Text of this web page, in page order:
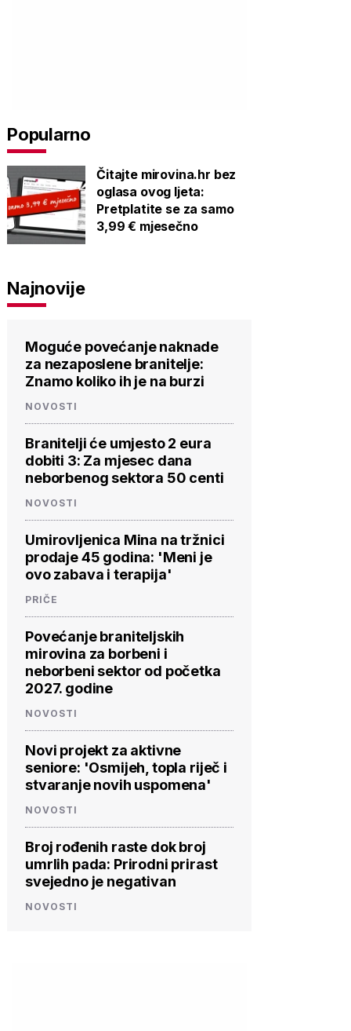
Popularno
Čitajte mirovina.hr bez
oglasa ovog ljeta:
Pretplatite se za samo
3,99 € mjesečno
Najnovije
Moguće povećanje naknade
za nezaposlene branitelje:
Znamo koliko ih je na burzi
NOVOSTI
Branitelji će umjesto 2 eura
dobiti 3: Za mjesec dana
neborbenog sektora 50 centi
NOVOSTI
Umirovljenica Mina na tržnici
prodaje 45 godina: 'Meni je
ovo zabava i terapija'
PRIČE
Povećanje braniteljskih
mirovina za borbeni i
neborbeni sektor od početka
2027. godine
NOVOSTI
Novi projekt za aktivne
seniore: 'Osmijeh, topla riječ i
stvaranje novih uspomena'
NOVOSTI
Broj rođenih raste dok broj
umrlih pada: Prirodni prirast
svejedno je negativan
NOVOSTI